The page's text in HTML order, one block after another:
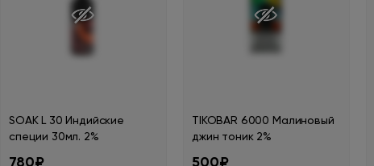
SOAK L 30 Индийские
специи 30мл. 2%
780₽
TIKOBAR 6000 Малиновый
джин тоник 2%
500₽